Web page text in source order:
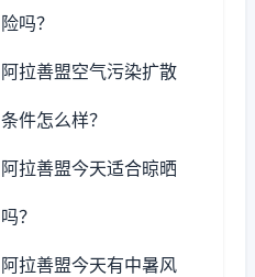
险吗？
阿拉善盟空气污染扩散
条件怎么样？
阿拉善盟今天适合晾晒
吗？
阿拉善盟今天有中暑风